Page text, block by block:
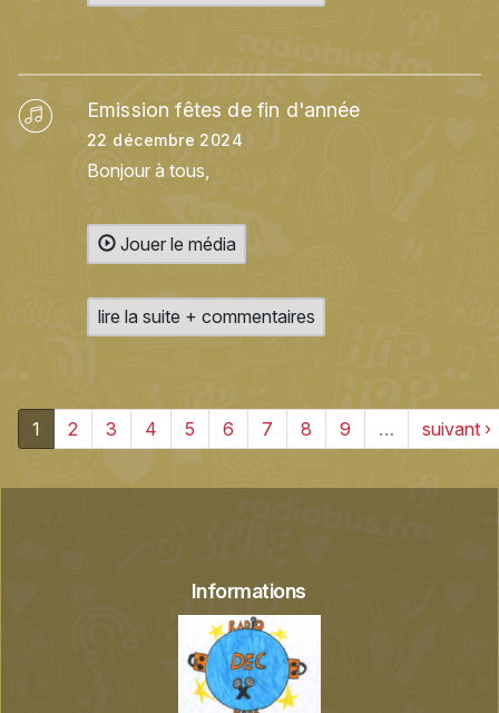
Emission fêtes de fin d'année
22 décembre 2024
Bonjour à tous,
Jouer le média
lire la suite + commentaires
1 2 3 4 5 6 7 8 9 … suivant ›
Informations